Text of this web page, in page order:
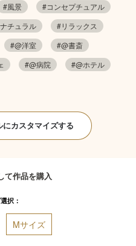
#風景
#コンセプチュアル
チュラル
#リラックス
#@洋室
#@書斎
#@病院
#@ホテル
カスタマイズする
て作品を購入
択：
Mサイズ